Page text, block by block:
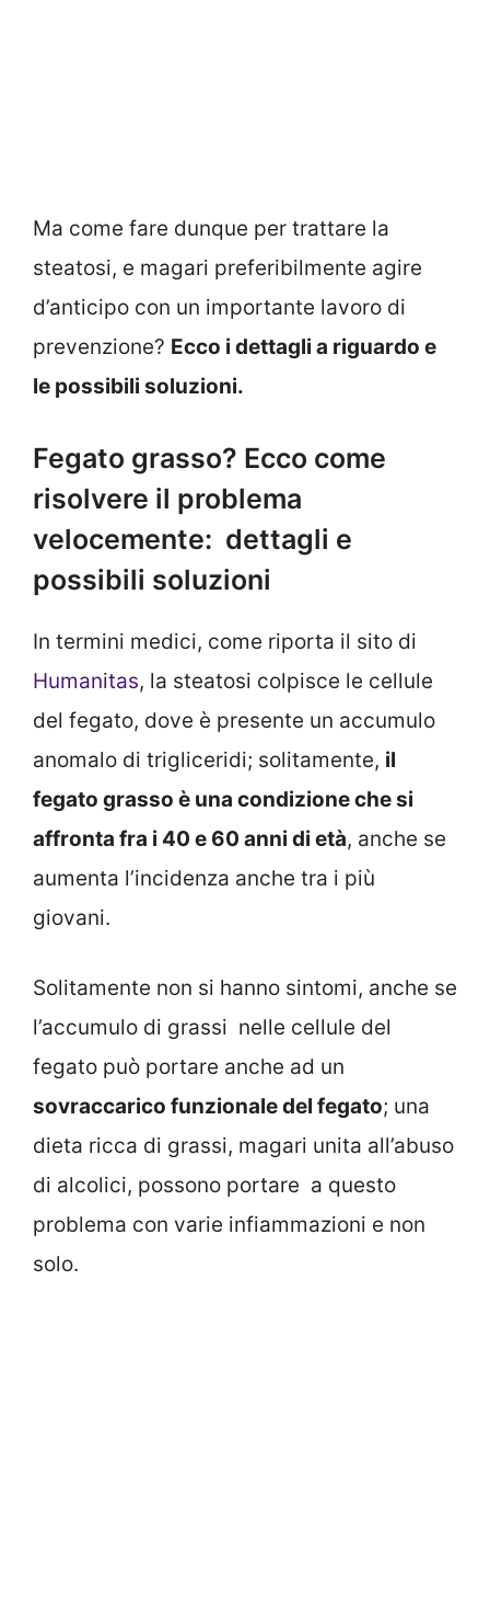
Ma come fare dunque per trattare la
steatosi, e magari preferibilmente agire
d’anticipo con un importante lavoro di
prevenzione? Ecco i dettagli a riguardo e
le possibili soluzioni.
Fegato grasso? Ecco come
risolvere il problema
velocemente: dettagli e
possibili soluzioni
In termini medici, come riporta il sito di
Humanitas, la steatosi colpisce le cellule
del fegato, dove è presente un accumulo
anomalo di trigliceridi; solitamente, il
fegato grasso è una condizione che si
affronta fra i 40 e 60 anni di età, anche se
aumenta l’incidenza anche tra i più
giovani.
Solitamente non si hanno sintomi, anche se
l’accumulo di grassi nelle cellule del
fegato può portare anche ad un
sovraccarico funzionale del fegato; una
dieta ricca di grassi, magari unita all’abuso
di alcolici, possono portare a questo
problema con varie infiammazioni e non
solo.